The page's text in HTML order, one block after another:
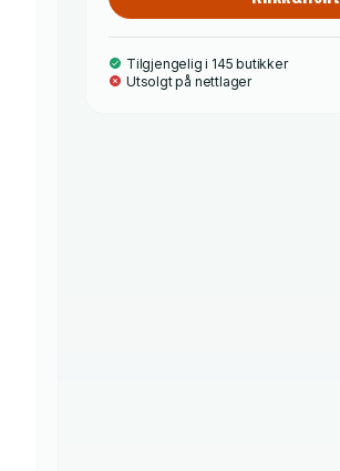
Tilgjengelig i 145 butikker
Utsolgt på nettlager